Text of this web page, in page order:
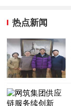
热点新闻